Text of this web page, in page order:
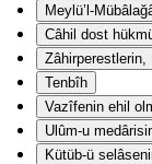
Meylü’l-
Câhil dost
Zâhirperestlerin,
Tenbîh
Vazîfenin ehil
Ulûm-u
Kütüb-ü